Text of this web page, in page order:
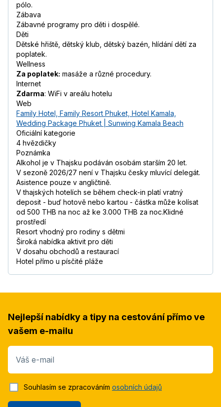
pólo.
Zábava
Zábavné programy pro děti i dospělé.
Děti
Dětské hřiště, dětský klub, dětský bazén, hlídání dětí za
poplatek.
Wellness
Za poplatek: masáže a různé procedury.
Internet
Zdarma: WiFi v areálu hotelu
Web
Family Hotel, Family Resort Phuket, Hotel Kamala,
Wedding Package Phuket | Sunwing Kamala Beach
Oficiální kategorie
4 hvězdičky
Poznámka
Alkohol je v Thajsku podáván osobám starším 20 let.
V sezoně 2026/27 není v Thajsku česky mluvící delegát.
Asistence pouze v angličtině.
V thajských hotelích se během check-in platí vratný
deposit - buď hotově nebo kartou - částka může kolísat
od 500 THB na noc až ke 3.000 THB za noc.Klidné
prostředí
Resort vhodný pro rodiny s dětmi
Široká nabídka aktivit pro děti
V dosahu obchodů a restaurací
Hotel přímo u písčité pláže
Nejlepší nabídky a tipy na cestování přímo ve
vašem e-mailu
Váš e-mail
Souhlasím se zpracováním osobních údajů